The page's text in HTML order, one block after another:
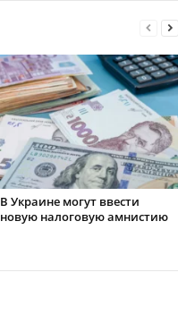
В Украине могут ввести
новую налоговую амнистию